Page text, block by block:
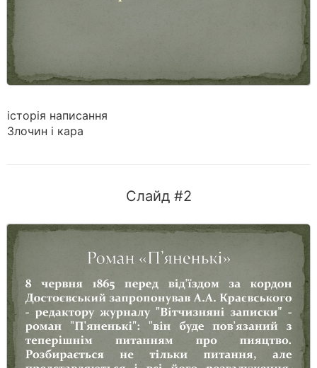
історія написання
Злочин і кара
Слайд #2